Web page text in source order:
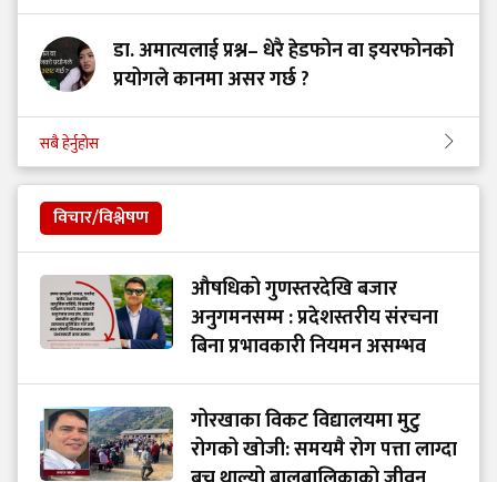
डा. अमात्यलाई प्रश्न– धेरै हेडफोन वा इयरफोनको
प्रयोगले कानमा असर गर्छ ?
सबै हेर्नुहोस
विचार/विश्लेषण
औषधिको गुणस्तरदेखि बजार
अनुगमनसम्म : प्रदेशस्तरीय संरचना
बिना प्रभावकारी नियमन असम्भव
गोरखाका विकट विद्यालयमा मुटु
रोगको खोजी: समयमै रोग पत्ता लाग्दा